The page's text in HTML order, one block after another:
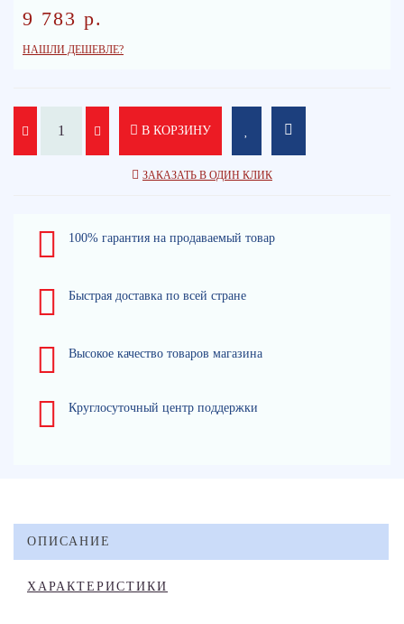
9 783 р.
НАШЛИ ДЕШЕВЛЕ?
В КОРЗИНУ
ЗАКАЗАТЬ В ОДИН КЛИК
100% гарантия на продаваемый товар
Быстрая доставка по всей стране
Высокое качество товаров магазина
Круглосуточный центр поддержки
ОПИСАНИЕ
ХАРАКТЕРИСТИКИ